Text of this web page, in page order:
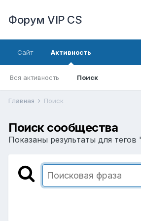
Форум VIP CS
Сайт Активность
Вся активность Поиск
Главная Поиск
Поиск сообщества
Показаны результаты для